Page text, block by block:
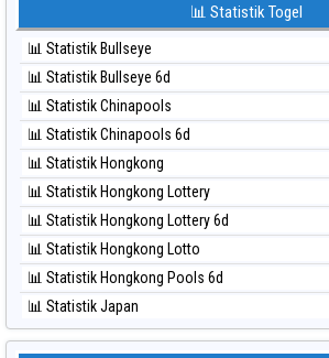
⚽ Bola Merah Taiwan
⚽ Bola Hitam Kuda Lari
⚽ Bola Hitam Magnum Cambodia
⚽ Bola Hitam Nagoya
⚽ Bola Hitam North Carolina Day
⚽ Bola Hitam Pcso
⚽ Bola Hitam Sao Paulo
⚽ Bola Hitam Singapore
⚽ Bola Hitam Sydney
⚽ Bola Hitam Sydney Lottery
⚽ Bola Hitam Sydney Lottery 6d
⚽ Bola Hitam Sydney Lotto
⚽ Bola Hitam Sydney Pools 6d
📊 Statistik Togel
📊 Statistik Bullseye
📊 Statistik Bullseye 6d
📊 Statistik Chinapools
📊 Statistik Chinapools 6d
📊 Statistik Hongkong
📊 Statistik Hongkong Lottery
📊 Statistik Hongkong Lottery 6d
📊 Statistik Hongkong Lotto
📊 Statistik Hongkong Pools 6d
📊 Statistik Japan
📊 Statistik Japan 6d